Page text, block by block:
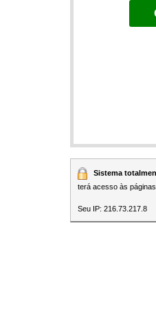
Sistema
terá acesso às páginas
Seu IP: 216.73.217.8